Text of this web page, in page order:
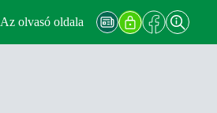
Az olvasó oldala